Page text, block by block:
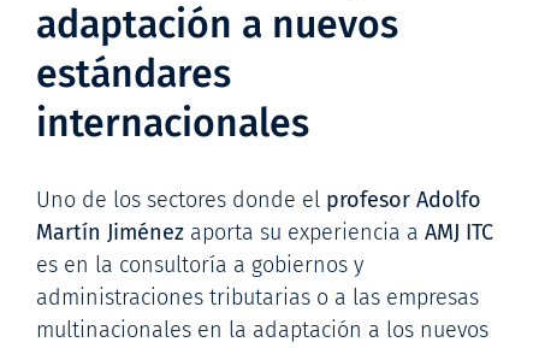
adaptación a nuevos
estándares
internacionales
Uno de los sectores donde el profesor Adolfo
Martín Jiménezaporta su experiencia a AMJ ITC
es en la consultoría a gobiernos y
administraciones tributarias o a las empresas
multinacionales en la adaptación a los nuevos